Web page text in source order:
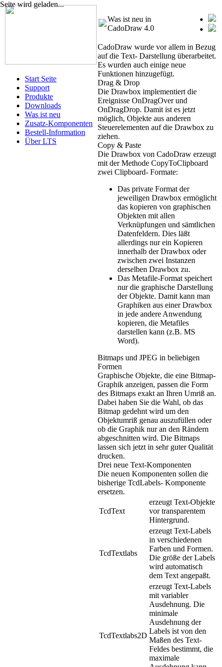
Seite wird geladen...
Start Seite
Support
Produkte
Downloads
Was ist neu
Zusatz-Komponenten
Bestell-Information
Über LTS
Was ist neu in
CadoDraw 4.0
CadoDraw wurde vor allem in Bezug
auf die Text- Darstellung überarbeitet.
Es wurden auch einige neue
Funktionen hinzugefügt.
Drag & Drop
Die Drawbox implementiert die
Ereignisse OnDragOver und
OnDragDrop. Damit ist es jetzt
möglich, Objekte aus anderen
Steuerelementen auf die Drawbox zu
ziehen.
Copy & Paste
Die Drawbox von CadoDraw erzeugt
mit der Methode CopyToClipboard
zwei Clipboard- Formate:
Das private Format der
jeweiligen Drawbox ermöglicht
das kopieren von graphischen
Objekten mit allen
Verknüpfungen und sämtlichen
Datenfeldern. Dies läßt
allerdings nur ein Kopieren
innerhalb der Drawbox oder
zwischen zwei Instanzen
derselben Drawbox zu.
Das Metafile-Format speichert
nur die graphische Darstellung
der Objekte. Damit kann man
Graphiken aus einer Drawbox
in jede andere Anwendung
kopieren, die Metafiles
darstellen kann (z.B. MS
Word).
Bitmaps und JPEG in beliebigen
Formen
Graphische Objekte, die eine Bitmap-
Graphik anzeigen, passen die Form
des Bitmaps exakt an Ihren Umriß an.
Dabei haben Sie die Wahl, ob das
Bitmap gedehnt wird um den
Objektumriß genau auszufüllen oder
ob die Graphik nur an den Rändern
abgeschnitten wird. Die Bitmaps
lassen sich jetzt in sehr guter Qualität
drucken.
Drei neue Text-Komponenten
Die neuen Komponenten sollen die
bisherige TcdLabels- Komponente
ersetzen.
TcdText
erzeugt Text-Objekte
vor transparentem
Hintergrund.
TcdTextlabs
erzeugt Text-Labels
in verschiedenen
Farben und Formen.
Die größe der Labels
wird automatisch
dem Text angepaßt.
TcdTextlabs2D
erzeugt Text-Labels
mit variabler
Ausdehnung. Die
minimale
Ausdehnung der
Labels ist von den
Maßen des Text-
Feldes bestimmt, die
maximale